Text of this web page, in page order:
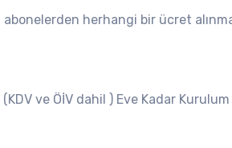
herhangi bir ücret
(KDV ve ÖİV dahil ) Eve Kadar